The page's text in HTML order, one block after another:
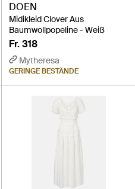
DOEN
Midikleid Clover Aus
Baumwollpopeline - Weiß
Fr. 318
Mytheresa
GERINGE BESTÄNDE